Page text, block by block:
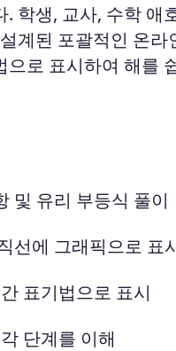
학생, 교사, 수학
계된 포괄적인 온
로 표시하여 해를
및 유리 부등식 풀이
선에 그래픽으로 표
표기법으로 표시
단계를 이해